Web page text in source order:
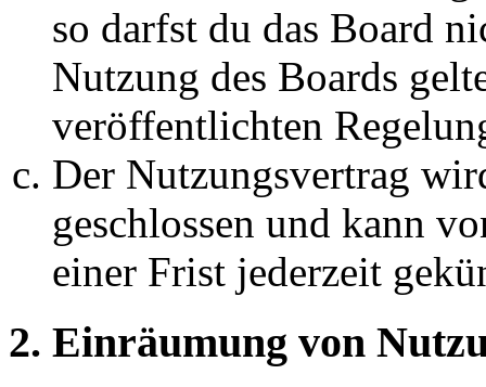
so darfst du das Board
Nutzung des Boards
veröffentlichten
Der Nutzungsvertrag
geschlossen und kann
einer Frist jederzeit
2. Einräumung von